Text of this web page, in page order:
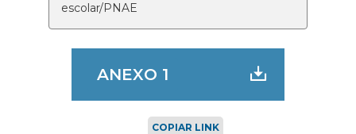
escolar/PNAE
ANEXO 1
COPIAR LINK